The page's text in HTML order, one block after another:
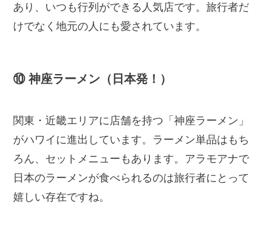
あり、いつも行列ができる人気店です。旅行者だ
けでなく地元の人にも愛されています。
⑩ 神座ラーメン（日本発！）
関東・近畿エリアに店舗を持つ「神座ラーメン」
がハワイに進出しています。ラーメン単品はもち
ろん、セットメニューもあります。アラモアナで
日本のラーメンが食べられるのは旅行者にとって
嬉しい存在ですね。